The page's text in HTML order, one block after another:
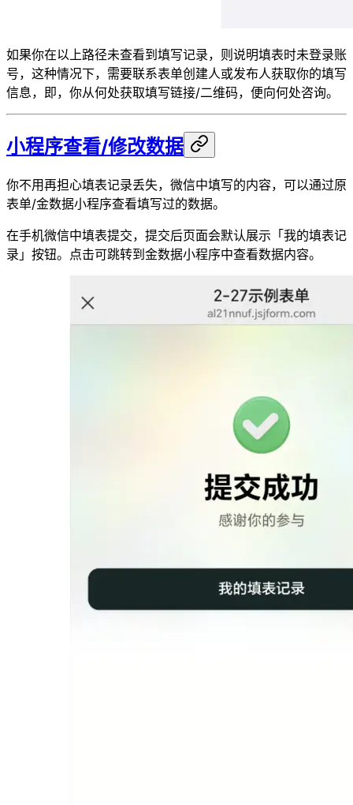
如果你在以上路径未查看到填写记录，则说明填表时未登录账
号，这种情况下，需要联系表单创建人或发布人获取你的填写
信息，即，你从何处获取填写链接/二维码，便向何处咨询。
小程序查看/修改数据
你不用再担心填表记录丢失，微信中填写的内容，可以通过原
表单/金数据小程序查看填写过的数据。
在手机微信中填表提交，提交后页面会默认展示「我的填表记
录」按钮。点击可跳转到金数据小程序中查看数据内容。